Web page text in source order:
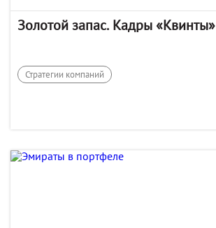
Золотой запас. Кадры «Квинты»
Стратегии компаний